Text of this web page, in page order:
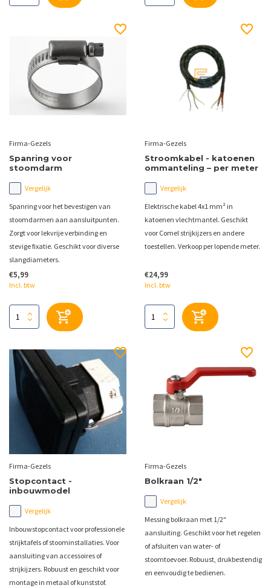
Firma-Gezels
Spanring voor
stoomdarm
Vergelijk
Spanring voor het bevestigen van
stoomdarmen aan aansluitpunten.
Zorgt voor lekvrije verbinding en
stevige fixatie. Geschikt voor diverse
slangdiameters.
€5,99
Incl. btw
Firma-Gezels
Stroomkabel - katoenen
ommanteling – per meter
Vergelijk
Elektrische kabel 4x1 mm² in
katoenen vlechtmantel. Geschikt
voor Comel strijkijzers en andere
toestellen. Verkoop per lopende meter.
€24,99
Incl. btw
Firma-Gezels
Stopcontact -
inbouwmodel
Vergelijk
Inbouwstopcontact voor professionele
strijktafels of stoominstallaties. Voor
aansluiting van accessoires of
strijkijzers. Robuust en geschikt voor
montage in metaal of kunststof.
Firma-Gezels
Bolkraan 1/2"
Vergelijk
Messing bolkraan met 1/2"
aansluiting. Geschikt voor het regelen
of afsluiten van water- of
stoomtoevoer. Robuust, drukbestendig
en eenvoudig te bedienen.